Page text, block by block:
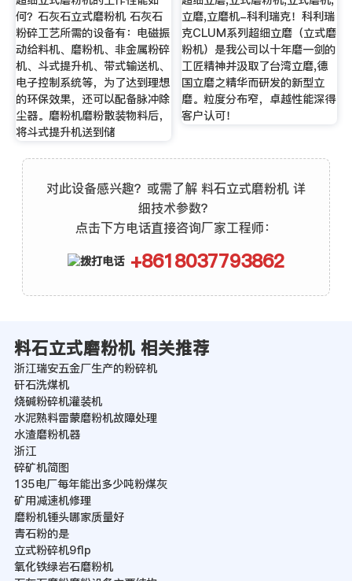
何？石灰石立式磨粉机 石灰石
粉碎工艺所需的设备有：电磁振
动给料机、磨粉机、非金属粉碎
机、斗式提升机、带式输送机、
电子控制系统等，为了达到理想
的环保效果，还可以配备脉冲除
尘器。磨粉机磨粉散装物料后，
将斗式提升机送到储
立磨,立磨机-科利瑞克！科利瑞
克CLUM系列超细立磨（立式磨
粉机）是我公司以十年磨一剑的
工匠精神并汲取了台湾立磨,德
国立磨之精华而研发的新型立
磨。粒度分布窄，卓越性能深得
客户认可！
对此设备感兴趣？或需了解 料石立式磨粉机 详
细技术参数？
点击下方电话直接咨询厂家工程师：
+8618037793862
料石立式磨粉机 相关推荐
浙江瑞安五金厂生产的粉碎机
矸石洗煤机
烧碱粉碎机灌装机
水泥熟料雷蒙磨粉机故障处理
水渣磨粉机器
浙江
碎矿机简图
135电厂每年能出多少吨粉煤灰
矿用减速机修理
磨粉机锤头哪家质量好
青石粉的是
立式粉碎机9flp
氧化铁绿岩石磨粉机